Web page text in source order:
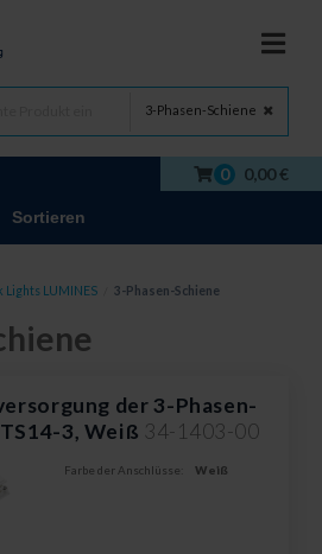
3-Phasen-Schiene
0 0,00 €
Sortieren
Lights LUMINES 3-Phasen-Schiene
der 3-Phasen-
3, Weiß 34-1403-00
Farbe der Anschlüsse: Weiß